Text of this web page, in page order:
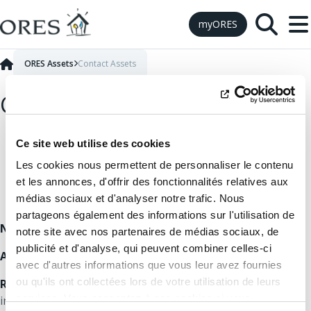
Ce site web utilise des cookies
Les cookies nous permettent de personnaliser le contenu
et les annonces, d'offrir des fonctionnalités relatives aux
médias sociaux et d'analyser notre trafic. Nous
partageons également des informations sur l'utilisation de
notre site avec nos partenaires de médias sociaux, de
publicité et d'analyse, qui peuvent combiner celles-ci
avec d'autres informations que vous leur avez fournies
ou qu'ils ont collectées lors de votre utilisation de leurs
Skip to Content
myORES
Contacter ORES Assets
ORES Assets Contact Assets
N° BCE : 0543.696.579
Adresse mail : infosecretariatores@ores.be
Relations investisseurs :toute question ou remarque des
investisseurs en matière d’informations financières peut